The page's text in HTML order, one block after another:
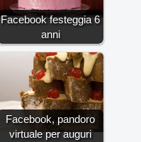
Facebook festeggia 6
anni
Facebook, pandoro
virtuale per auguri